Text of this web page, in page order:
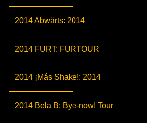
2014 Abwärts: 2014
2014 FURT: FURTOUR
2014 ¡Más Shake!: 2014
2014 Bela B: Bye-now! Tour